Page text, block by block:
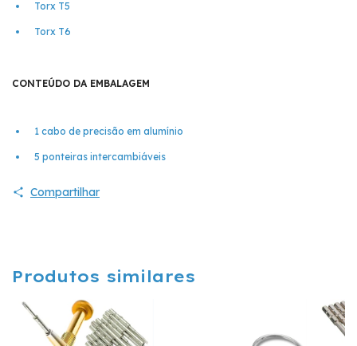
Torx T5
Torx T6
CONTEÚDO DA EMBALAGEM
1 cabo de precisão em alumínio
5 ponteiras intercambiáveis
Compartilhar
Produtos similares